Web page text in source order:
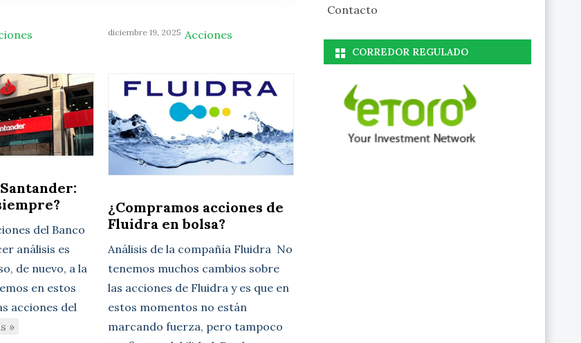
del Banco
análisis es
de nuevo, a la
en estos
acciones del
»
diciembre 19, 2025 Acciones
¿Compramos acciones de
Fluidra en bolsa?
Análisis de la compañía Fluidra No
tenemos muchos cambios sobre
las acciones de Fluidra y es que en
estos momentos no están
marcando fuerza, pero tampoco
Contacto
CORREDOR REGULADO